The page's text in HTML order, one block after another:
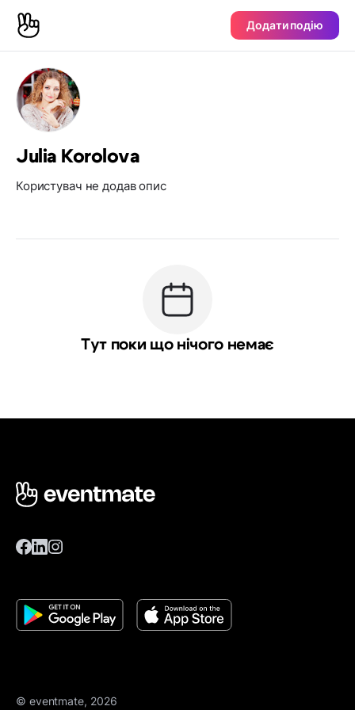
Додати подію
Julia Korolova
Користувач не додав опис
Тут поки що нічого немає
© eventmate, 2026